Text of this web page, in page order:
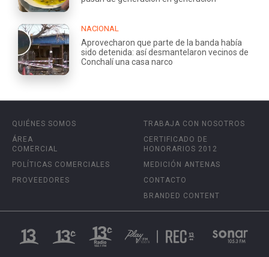
NACIONAL
Aprovecharon que parte de la banda había
sido detenida: así desmantelaron vecinos de
Conchalí una casa narco
QUIÉNES SOMOS
ÁREA
COMERCIAL
POLÍTICAS COMERCIALES
PROVEEDORES
TRABAJA CON NOSOTROS
CERTIFICADO DE
HONORARIOS 2012
MEDICIÓN ANTENAS
CONTACTO
BRANDED CONTENT